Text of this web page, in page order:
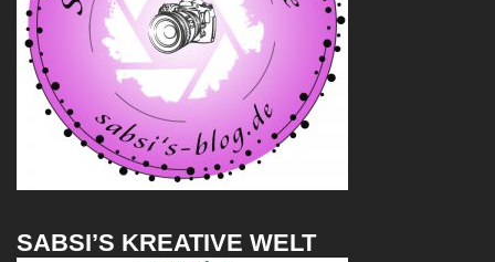
SABSI’S KREATIVE WELT